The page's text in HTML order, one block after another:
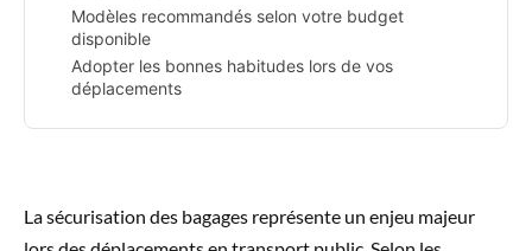
Modèles recommandés selon votre budget
disponible
Adopter les bonnes habitudes lors de vos
déplacements
La sécurisation des bagages représente un enjeu majeur